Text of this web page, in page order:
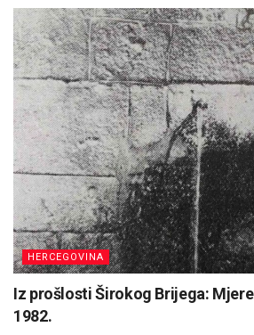
HERCEGOVINA
Iz prošlosti Širokog Brijega:
1982.